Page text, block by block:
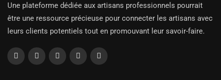
Une plateforme dédiée aux artisans professionnels pourrait
être une ressource précieuse pour connecter les artisans avec
leurs clients potentiels tout en promouvant leur savoir-faire.